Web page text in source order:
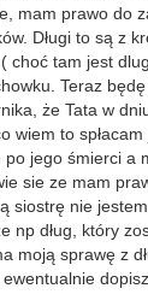
mam prawo do
Długi to są z
choć tam jest
Teraz będę
że Tata w
to spłacam
jego śmierci a
sie ze mam
siostrę nie
np dług, który
moją sprawę z